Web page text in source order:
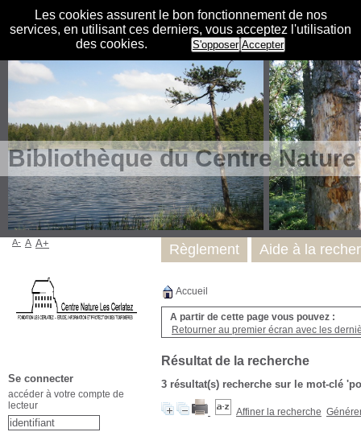
Les cookies assurent le bon fonctionnement de nos
services, en utilisant ces derniers, vous acceptez l'utilisation
des cookies.
S'opposer Accepter
Bibliothèque du Centre
Accueil
A partir de cette page vous pouvez :
Retourner au premier écran avec les
Résultat de la recherche
3 résultat(s) recherche sur le mot-clé
Affiner la recherche
Règlement Aide à la
A- A A+
Se connecter
accéder à votre compte de
lecteur